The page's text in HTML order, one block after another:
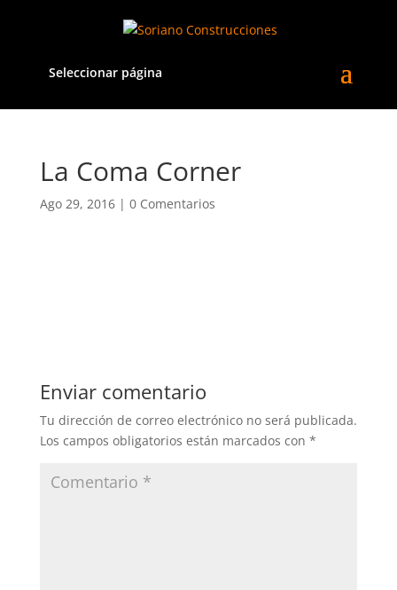
Seleccionar página
La Coma Corner
Ago 29, 2016| 0 Comentarios
Enviar comentario
Tu dirección de correo electrónico no será publicada.
Los campos obligatorios están marcados con *